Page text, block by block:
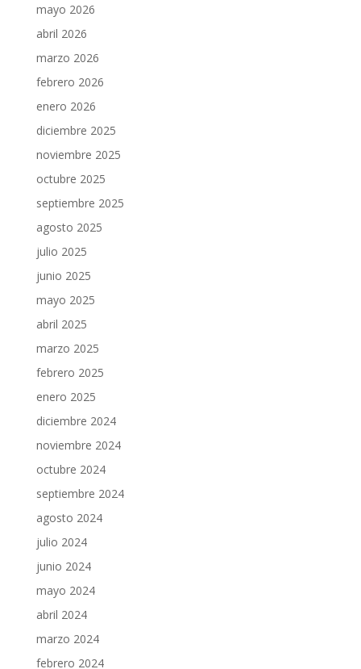
mayo 2026
abril 2026
marzo 2026
febrero 2026
enero 2026
diciembre 2025
noviembre 2025
octubre 2025
septiembre 2025
agosto 2025
julio 2025
junio 2025
mayo 2025
abril 2025
marzo 2025
febrero 2025
enero 2025
diciembre 2024
noviembre 2024
octubre 2024
septiembre 2024
agosto 2024
julio 2024
junio 2024
mayo 2024
abril 2024
marzo 2024
febrero 2024